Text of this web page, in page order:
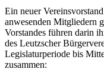
Ein neuer
anwesenden Mitgliedern
Vorstandes führen darin
des Leutzscher
Legislaturperiode bis
zusammen: